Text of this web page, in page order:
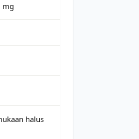
mg
halus